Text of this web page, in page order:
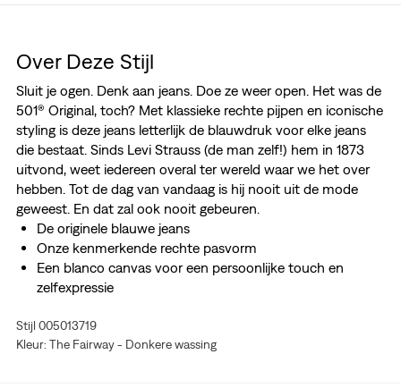
Over Deze Stijl
Sluit je ogen. Denk aan jeans. Doe ze weer open. Het was de
501® Original, toch? Met klassieke rechte pijpen en iconische
styling is deze jeans letterlijk de blauwdruk voor elke jeans
die bestaat. Sinds Levi Strauss (de man zelf!) hem in 1873
uitvond, weet iedereen overal ter wereld waar we het over
hebben. Tot de dag van vandaag is hij nooit uit de mode
geweest. En dat zal ook nooit gebeuren.
De originele blauwe jeans
Onze kenmerkende rechte pasvorm
Een blanco canvas voor een persoonlijke touch en
zelfexpressie
geeft voor comfort, de hele dag door
Stijl 005013719
Kleur: The Fairway - Donkere wassing